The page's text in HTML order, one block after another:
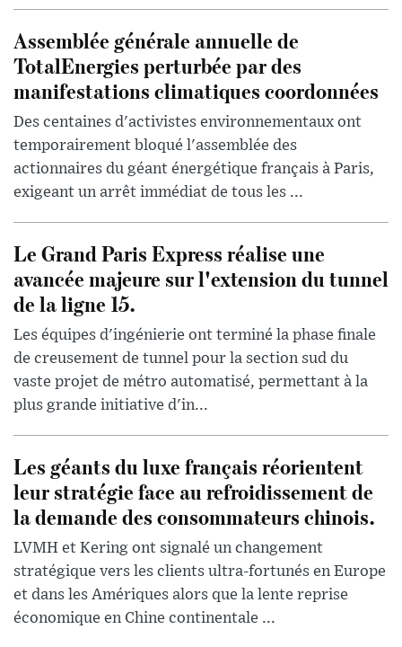
Assemblée générale annuelle de
TotalEnergies perturbée par des
manifestations climatiques coordonnées
Des centaines d'activistes environnementaux ont
temporairement bloqué l'assemblée des
actionnaires du géant énergétique français à Paris,
exigeant un arrêt immédiat de tous les ...
Le Grand Paris Express réalise une
avancée majeure sur l'extension du tunnel
de la ligne 15.
Les équipes d'ingénierie ont terminé la phase finale
de creusement de tunnel pour la section sud du
vaste projet de métro automatisé, permettant à la
plus grande initiative d'in...
Les géants du luxe français réorientent
leur stratégie face au refroidissement de
la demande des consommateurs chinois.
LVMH et Kering ont signalé un changement
stratégique vers les clients ultra-fortunés en Europe
et dans les Amériques alors que la lente reprise
économique en Chine continentale ...